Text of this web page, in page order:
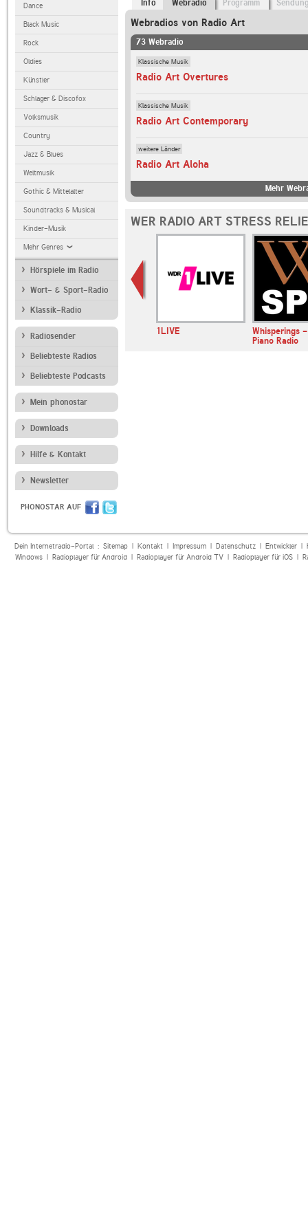
Dance
Black Music
Rock
Oldies
Künstler
Schlager & Discofox
Volksmusik
Country
Jazz & Blues
Weltmusik
Gothic & Mittelalter
Soundtracks & Musical
Kinder-Musik
Mehr Genres
Hörspiele im Radio
Wort- & Sport-Radio
Klassik-Radio
Radiosender
Beliebteste Radios
Beliebteste Podcasts
Mein phonostar
Downloads
Hilfe & Kontakt
Newsletter
PHONOSTAR AUF
Info Webradio Programm
Webradios von Radio Art
73 Webradio
Klassische Musik
Radio Art Overtures
Klassische Musik
Radio Art Contemporary
weitere Länder
Radio Art Aloha
Mehr
WER RADIO ART STRESS
Positivity Radio Sleep
Relax
1LIVE
Whisperings
Piano Radio
Dein Internetradio-Portal : Sitemap| Kontakt| Impressum| Datenschutz| Entwickler|
Windows| Radioplayer für Android| Radioplayer für Android TV| Radioplayer für iOS|